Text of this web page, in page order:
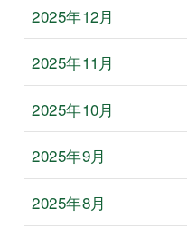
2025年12月
2025年11月
2025年10月
2025年9月
2025年8月